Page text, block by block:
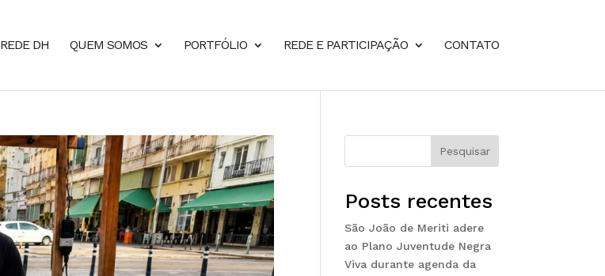
REDE DH QUEM SOMOS PORTFÓLIO REDE E PARTICIPAÇÃO CONTATO
Pesquisar
Posts recentes
São João de Meriti adere
ao Plano Juventude Negra
Viva durante agenda da